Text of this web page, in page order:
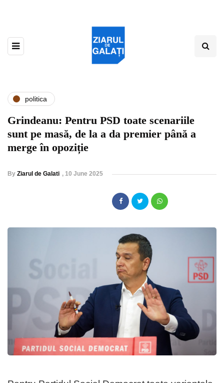
politica
Grindeanu: Pentru PSD toate scenariile
sunt pe masă, de la a da premier până a
merge în opoziție
By Ziarul de Galati , 10 June 2025